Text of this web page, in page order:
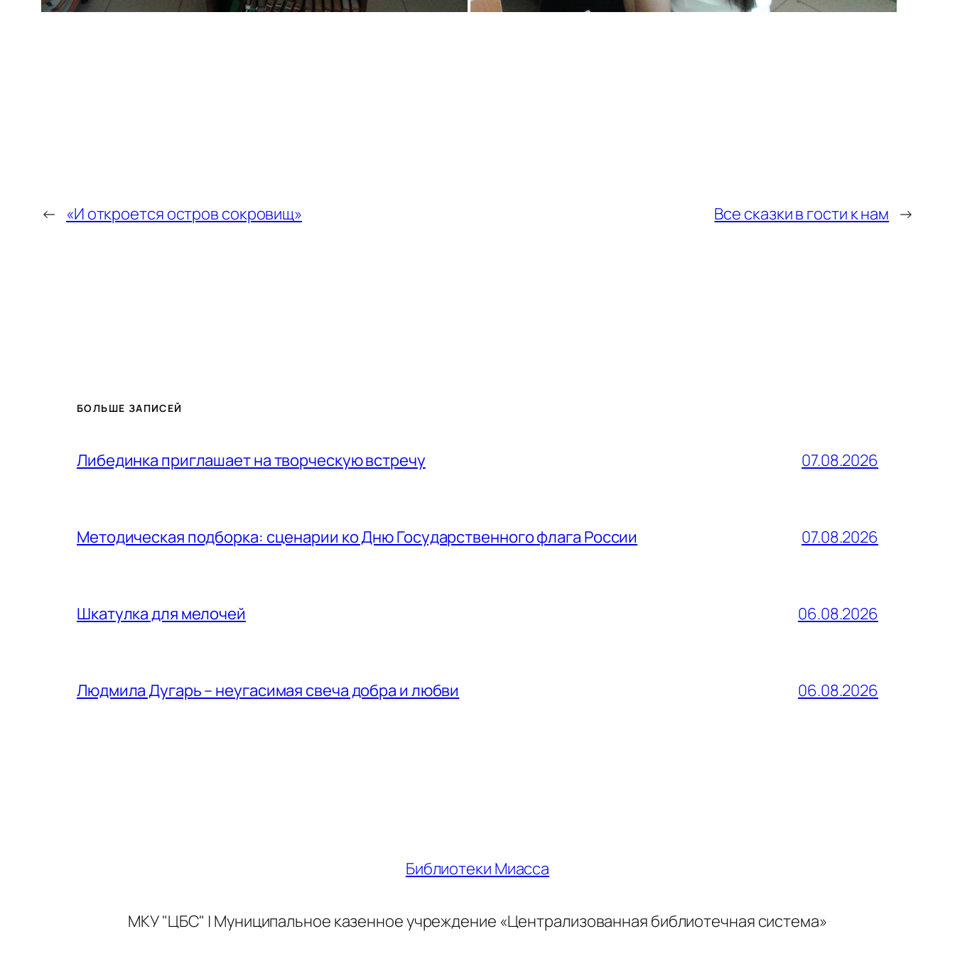
← «И откроется остров сокровищ» Все сказки в гости к нам →
БОЛЬШЕ ЗАПИСЕЙ
Либединка приглашает на творческую встречу 07.08.2026
Методическая подборка: сценарии ко Дню Государственного флага России 07.08.2026
Шкатулка для мелочей 06.08.2026
Людмила Дугарь – неугасимая свеча добра и любви 06.08.2026
Библиотеки Миасса
МКУ "ЦБС" | Муниципальное казенное учреждение «Централизованная библиотечная система»